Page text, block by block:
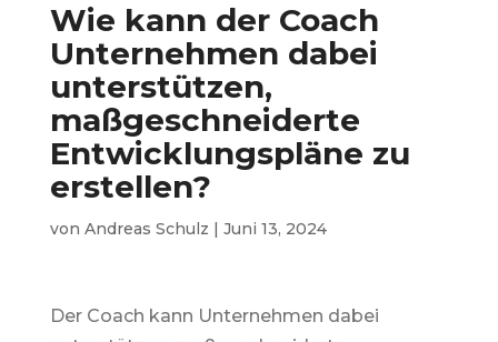
Wie kann der Coach
Unternehmen dabei
unterstützen,
maßgeschneiderte
Entwicklungspläne zu
erstellen?
von Andreas Schulz | Juni 13, 2024
Der Coach kann Unternehmen dabei